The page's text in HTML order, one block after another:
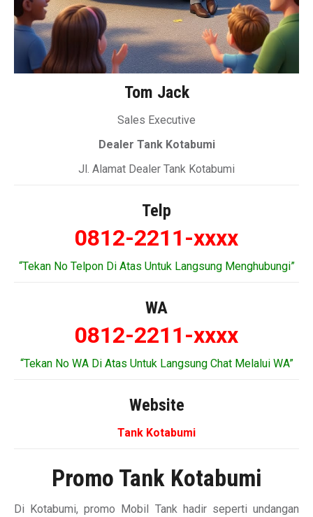
Tom Jack
Sales Executive
Dealer Tank Kotabumi
Jl. Alamat Dealer Tank Kotabumi
Telp
0812-2211-xxxx
“Tekan No Telpon Di Atas Untuk Langsung Menghubungi”
WA
0812-2211-xxxx
“Tekan No WA Di Atas Untuk Langsung Chat Melalui WA”
Website
Tank Kotabumi
Promo Tank Kotabumi
Di Kotabumi, promo Mobil Tank hadir seperti undangan